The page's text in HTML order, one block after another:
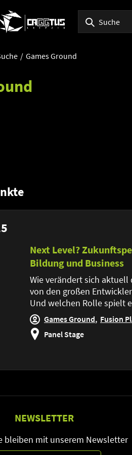
Games Ground
Next Level?
Bildung und Business
Wie verändert sich aktuell
von den großen
Und welchen Rolle spielt
Games Ground Fusion
Panel Stage
NEWSLETTER
bleiben mit unserem Newsletter